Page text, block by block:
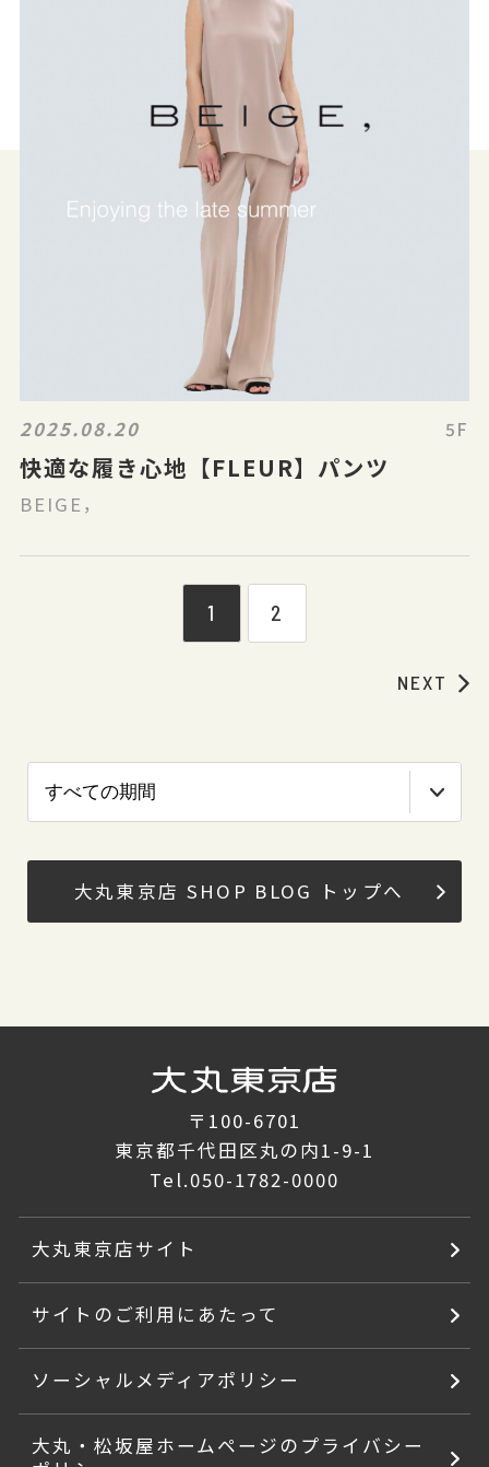
2025.08.20 5F
快適な履き心地【FLEUR】パンツ
BEIGE，
1 2
NEXT
大丸東京店 SHOP BLOG トップへ
〒100-6701
東京都千代田区丸の内1-9-1
Tel.050-1782-0000
大丸東京店サイト
サイトのご利用にあたって
ソーシャルメディアポリシー
大丸・松坂屋ホームページのプライバシー